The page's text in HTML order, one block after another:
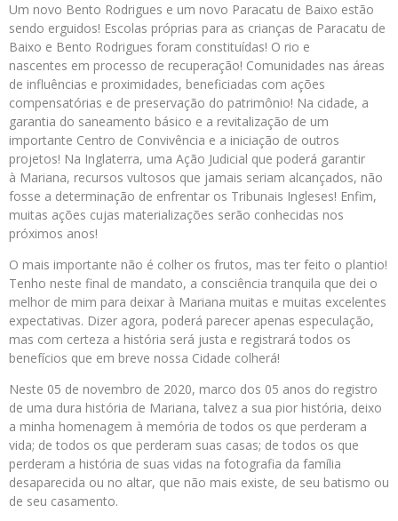
Um novo Bento Rodrigues e um novo Paracatu de Baixo estão
sendo erguidos! Escolas próprias para as crianças de Paracatu de
Baixo e Bento Rodrigues foram constituídas! O rio e
nascentes em processo de recuperação! Comunidades nas áreas
de influências e proximidades, beneficiadas com ações
compensatórias e de preservação do patrimônio! Na cidade, a
garantia do saneamento básico e a revitalização de um
importante Centro de Convivência e a iniciação de outros
projetos! Na Inglaterra, uma Ação Judicial que poderá garantir
à Mariana, recursos vultosos que jamais seriam alcançados, não
fosse a determinação de enfrentar os Tribunais Ingleses! Enfim,
muitas ações cujas materializações serão conhecidas nos
próximos anos!
O mais importante não é colher os frutos, mas ter feito o plantio!
Tenho neste final de mandato, a consciência tranquila que dei o
melhor de mim para deixar à Mariana muitas e muitas excelentes
expectativas. Dizer agora, poderá parecer apenas especulação,
mas com certeza a história será justa e registrará todos os
benefícios que em breve nossa Cidade colherá!
Neste 05 de novembro de 2020, marco dos 05 anos do registro
de uma dura história de Mariana, talvez a sua pior história, deixo
a minha homenagem à memória de todos os que perderam a
vida; de todos os que perderam suas casas; de todos os que
perderam a história de suas vidas na fotografia da família
desaparecida ou no altar, que não mais existe, de seu batismo ou
de seu casamento.